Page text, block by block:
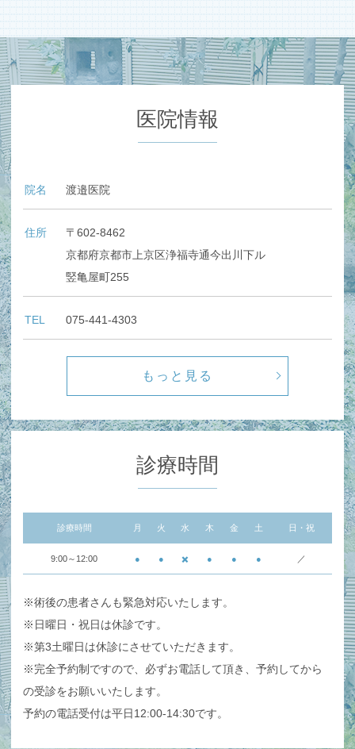
医院情報
院名 渡邉医院
住所
〒602-8462
京都府京都市上京区浄福寺通今出川下ル
竪亀屋町255
TEL 075-441-4303
もっと見る
診療時間
診療時間 月 火 水 木 金 土 日・祝
9:00～12:00 ● ● ✖️ ● ● ● ／
※術後の患者さんも緊急対応いたします。
※日曜日・祝日は休診です。
※第3土曜日は休診にさせていただきます。
※完全予約制ですので、必ずお電話して頂き、予約してから
の受診をお願いいたします。
予約の電話受付は平日12:00-14:30です。